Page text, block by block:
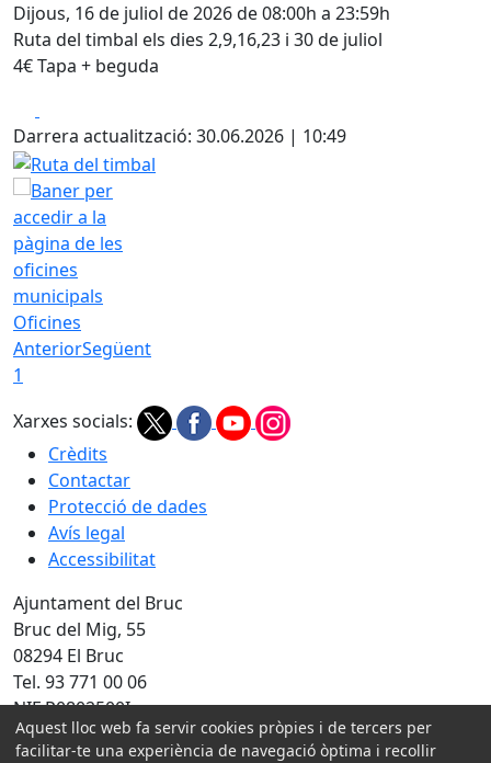
Dijous, 16 de juliol de 2026 de 08:00h a 23:59h
Ruta del timbal els dies 2,9,16,23 i 30 de juliol
4€ Tapa + beguda
Darrera actualització: 30.06.2026 | 10:49
Ruta del timbal
Oficines
AnteriorSegüent
1
Xarxes socials:
Crèdits
Contactar
Protecció de dades
Avís legal
Accessibilitat
Ajuntament del Bruc
Bruc del Mig, 55
08294 El Bruc
Tel. 93 771 00 06
NIF P0802500I
Amb la col·laboració de:
Aquest lloc web fa servir cookies pròpies i de tercers per
facilitar-te una experiència de navegació òptima i recollir